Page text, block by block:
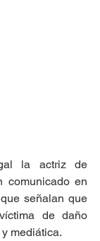
la actriz de
comunicado en
señalan que
de daño
mediática.